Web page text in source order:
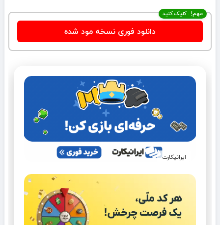
مهم! : کلیک کنید
دانلود فوری نسخه مود شده
ایرانیکارت